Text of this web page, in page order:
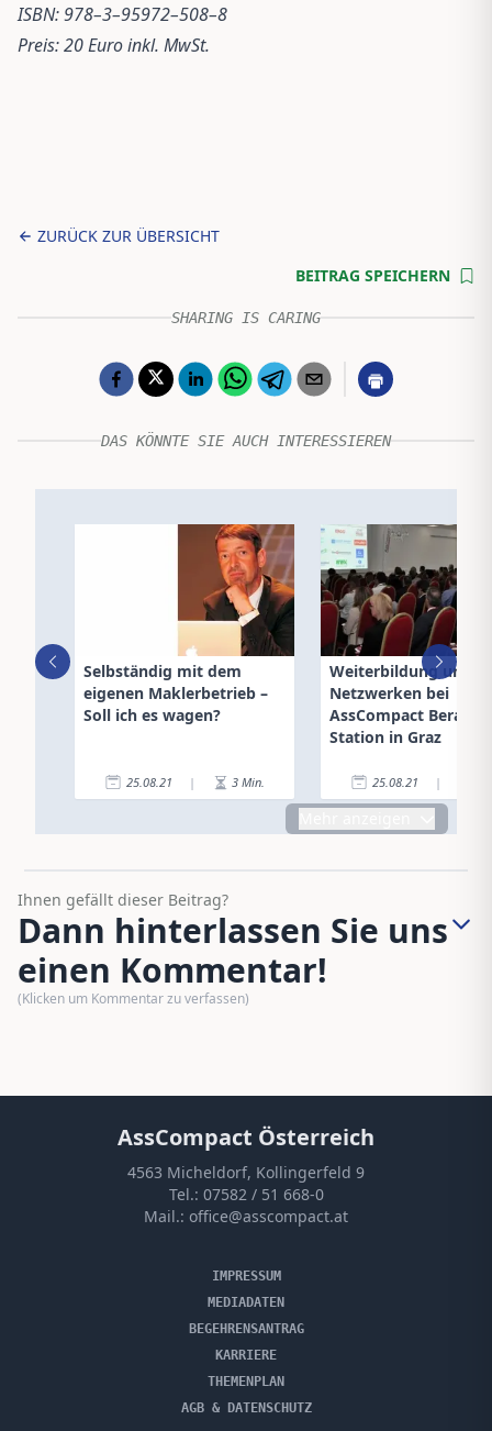
ISBN: 978–3–95972–508–8
Preis: 20 Euro inkl. MwSt.
ZURÜCK ZUR ÜBERSICHT
BEITRAG SPEICHERN
SHARING IS CARING
DAS KÖNNTE SIE AUCH INTERESSIEREN
Selbständig mit dem
eigenen Maklerbetrieb –
Soll ich es wagen?
25.08.21 | 3 Min.
Weiterbildung und
Netzwerken bei
AssCompact
Station in Graz
25.08.21 |
Ihnen gefällt dieser Beitrag?
Dann hinterlassen Sie uns
einen Kommentar!
(Klicken um Kommentar zu verfassen)
AssCompact Österreich
4563 Micheldorf, Kollingerfeld 9
Tel.: 07582 / 51 668-0
Mail.: office@asscompact.at
IMPRESSUM
MEDIADATEN
BEGEHRENSANTRAG
KARRIERE
THEMENPLAN
AGB & DATENSCHUTZ